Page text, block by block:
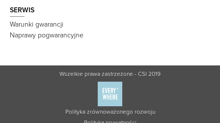
SERWIS
Warunki gwarancji
Naprawy pogwarancyjne
Wszelkie prawa zastrzeżone - CSI 2019
Polityka zrównoważonego rozwoju